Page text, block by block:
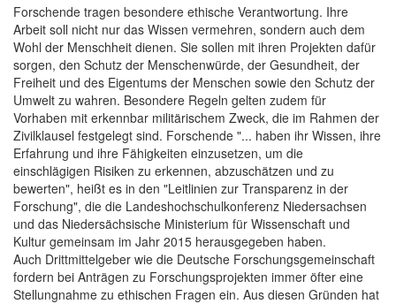
Forschende tragen besondere ethische Verantwortung. Ihre
Arbeit soll nicht nur das Wissen vermehren, sondern auch dem
Wohl der Menschheit dienen. Sie sollen mit ihren Projekten dafür
sorgen, den Schutz der Menschenwürde, der Gesundheit, der
Freiheit und des Eigentums der Menschen sowie den Schutz der
Umwelt zu wahren. Besondere Regeln gelten zudem für
Vorhaben mit erkennbar militärischem Zweck, die im Rahmen der
Zivilklausel festgelegt sind. Forschende "... haben ihr Wissen, ihre
Erfahrung und ihre Fähigkeiten einzusetzen, um die
einschlägigen Risiken zu erkennen, abzuschätzen und zu
bewerten", heißt es in den "Leitlinien zur Transparenz in der
Forschung", die die Landeshochschulkonferenz Niedersachsen
und das Niedersächsische Ministerium für Wissenschaft und
Kultur gemeinsam im Jahr 2015 herausgegeben haben.
Auch Drittmittelgeber wie die Deutsche Forschungsgemeinschaft
fordern bei Anträgen zu Forschungsprojekten immer öfter eine
Stellungnahme zu ethischen Fragen ein. Aus diesen Gründen hat